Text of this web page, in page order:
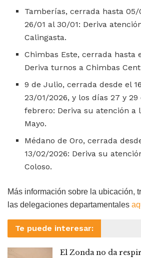
Tamberías, cerrada hasta 05/
26/01 al 30/01: Deriva
Calingasta.
Chimbas Este, cerrada hasta
Deriva turnos a Chimbas
9 de Julio, cerrada desde el
23/01/2026, y los días 27 y 29
febrero: Deriva su atención a
Mayo.
Médano de Oro, cerrada
13/02/2026: Deriva su
Coloso.
Más información sobre la ubicación,
las delegaciones departamentales
Te puede interesar:
El Zonda no da